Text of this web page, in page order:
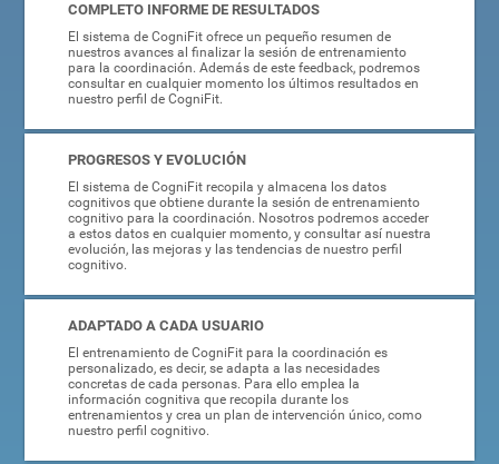
COMPLETO INFORME DE RESULTADOS
El sistema de CogniFit ofrece un pequeño resumen de
nuestros avances al finalizar la sesión de entrenamiento
para la coordinación. Además de este feedback, podremos
consultar en cualquier momento los últimos resultados en
nuestro perfil de CogniFit.
PROGRESOS Y EVOLUCIÓN
El sistema de CogniFit recopila y almacena los datos
cognitivos que obtiene durante la sesión de entrenamiento
cognitivo para la coordinación. Nosotros podremos acceder
a estos datos en cualquier momento, y consultar así nuestra
evolución, las mejoras y las tendencias de nuestro perfil
cognitivo.
ADAPTADO A CADA USUARIO
El entrenamiento de CogniFit para la coordinación es
personalizado, es decir, se adapta a las necesidades
concretas de cada personas. Para ello emplea la
información cognitiva que recopila durante los
entrenamientos y crea un plan de intervención único, como
nuestro perfil cognitivo.